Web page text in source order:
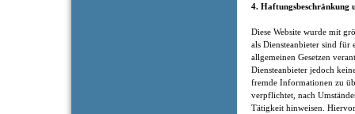
4. Haftungsbeschränkung
Diese Website wurde mit
als Diensteanbieter sind für
allgemeinen Gesetzen
Diensteanbieter jedoch
fremde Informationen zu
verpflichtet, nach
Tätigkeit hinweisen.